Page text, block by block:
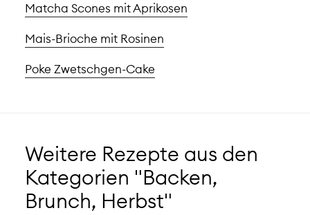
Matcha Scones mit Aprikosen
Mais-Brioche mit Rosinen
Poke Zwetschgen-Cake
Weitere Rezepte aus den
Kategorien "Backen,
Brunch, Herbst"